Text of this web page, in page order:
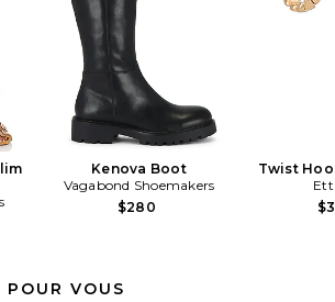
Kenova Boot
Vagabond Shoemakers
$280
Twist
POUR VOUS